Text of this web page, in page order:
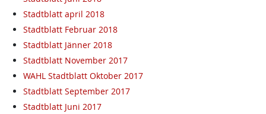
Stadtblatt april 2018
Stadtblatt Februar 2018
Stadtblatt Jänner 2018
Stadtblatt November 2017
WAHL Stadtblatt Oktober 2017
Stadtblatt September 2017
Stadtblatt Juni 2017